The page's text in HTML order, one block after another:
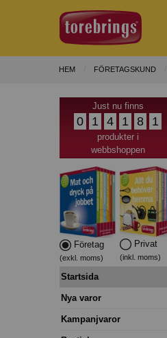
HEM FÖRETAGSKUND
Just nu finns
0 1 4 1 8 1
produkter i
webbshoppen
Företag
(exkl. moms)
Privat
(inkl. moms)
Startsida
Nya varor
Kampanjvaror